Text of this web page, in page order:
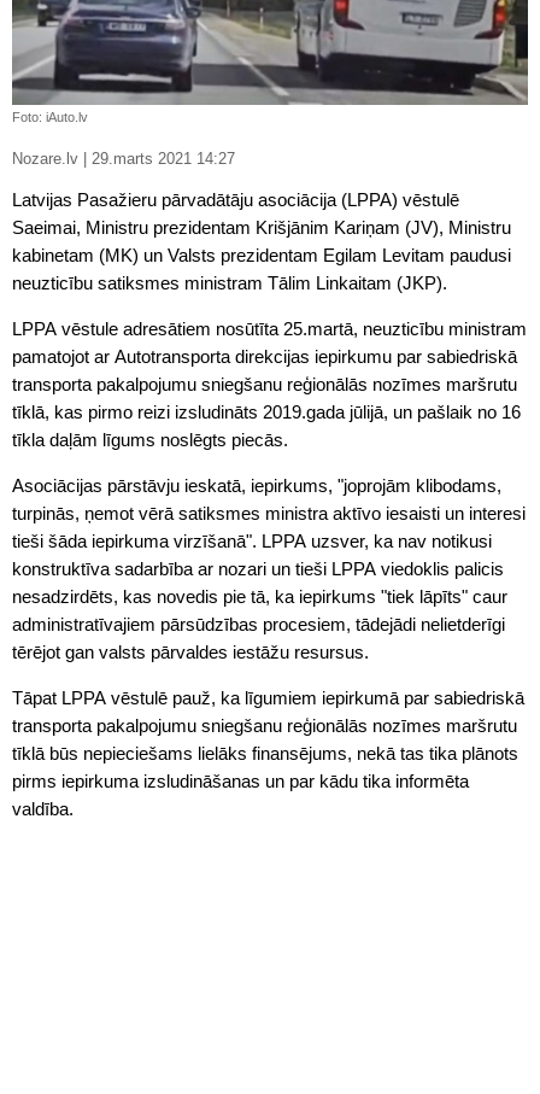
Foto: iAuto.lv
Nozare.lv | 29.marts 2021 14:27
Latvijas Pasažieru pārvadātāju asociācija (LPPA) vēstulē
Saeimai, Ministru prezidentam Krišjānim Kariņam (JV), Ministru
kabinetam (MK) un Valsts prezidentam Egilam Levitam paudusi
neuzticību satiksmes ministram Tālim Linkaitam (JKP).
LPPA vēstule adresātiem nosūtīta 25.martā, neuzticību ministram
pamatojot ar Autotransporta direkcijas iepirkumu par sabiedriskā
transporta pakalpojumu sniegšanu reģionālās nozīmes maršrutu
tīklā, kas pirmo reizi izsludināts 2019.gada jūlijā, un pašlaik no 16
tīkla daļām līgums noslēgts piecās.
Asociācijas pārstāvju ieskatā, iepirkums, "joprojām klibodams,
turpinās, ņemot vērā satiksmes ministra aktīvo iesaisti un interesi
tieši šāda iepirkuma virzīšanā". LPPA uzsver, ka nav notikusi
konstruktīva sadarbība ar nozari un tieši LPPA viedoklis palicis
nesadzirdēts, kas novedis pie tā, ka iepirkums "tiek lāpīts" caur
administratīvajiem pārsūdzības procesiem, tādejādi nelietderīgi
tērējot gan valsts pārvaldes iestāžu resursus.
Tāpat LPPA vēstulē pauž, ka līgumiem iepirkumā par sabiedriskā
transporta pakalpojumu sniegšanu reģionālās nozīmes maršrutu
tīklā būs nepieciešams lielāks finansējums, nekā tas tika plānots
pirms iepirkuma izsludināšanas un par kādu tika informēta
valdība.